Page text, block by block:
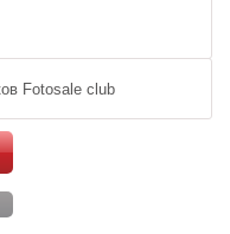
Fotosale club